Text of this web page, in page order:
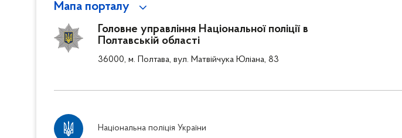
Мапа порталу
Головне управління Національної поліції в
Полтавській області
36000, м. Полтава, вул. Матвійчука Юліана, 83
Національна поліція України